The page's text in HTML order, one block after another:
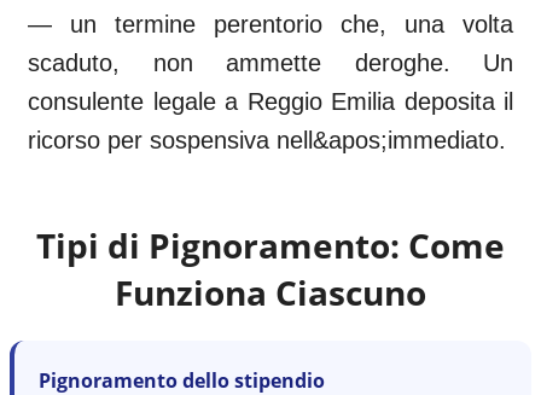
— un termine perentorio che, una volta
scaduto, non ammette deroghe. Un
consulente legale a Reggio Emilia deposita il
ricorso per sospensiva nell&apos;immediato.
Tipi di Pignoramento: Come
Funziona Ciascuno
Pignoramento dello stipendio